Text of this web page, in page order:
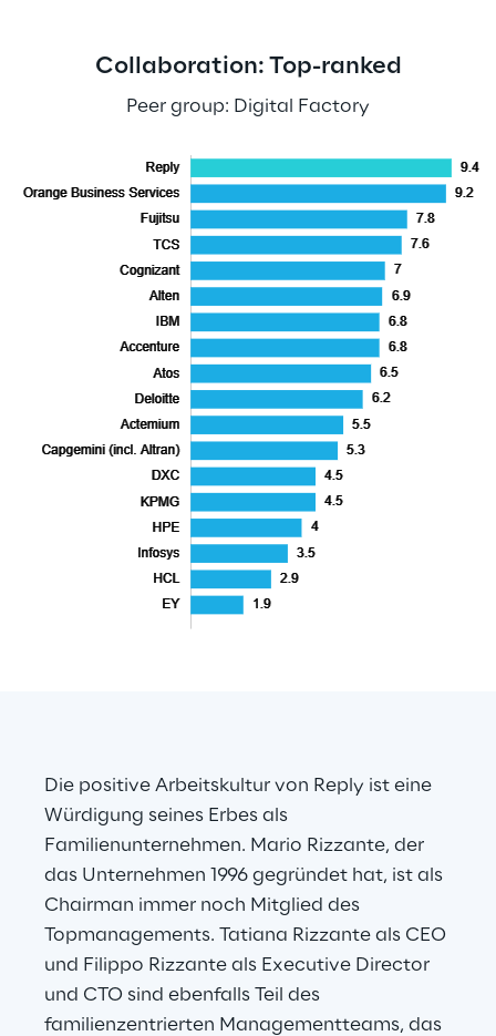
Collaboration: Top-ranked
Peer group: Digital Factory
Die positive Arbeitskultur von Reply ist eine
Würdigung seines Erbes als
Familienunternehmen. Mario Rizzante, der
das Unternehmen 1996 gegründet hat, ist als
Chairman immer noch Mitglied des
Topmanagements. Tatiana Rizzante als CEO
und Filippo Rizzante als Executive Director
und CTO sind ebenfalls Teil des
familienzentrierten Managementteams, das